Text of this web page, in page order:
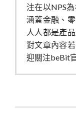
注在以NPS
涵蓋金融、
人人都是產
對文章內容
迎關注beBit